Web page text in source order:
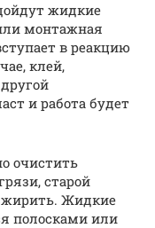
жидкие
монтажная
в реакцию
клей,
и работа будет
очистить
старой
Жидкие
полосками или